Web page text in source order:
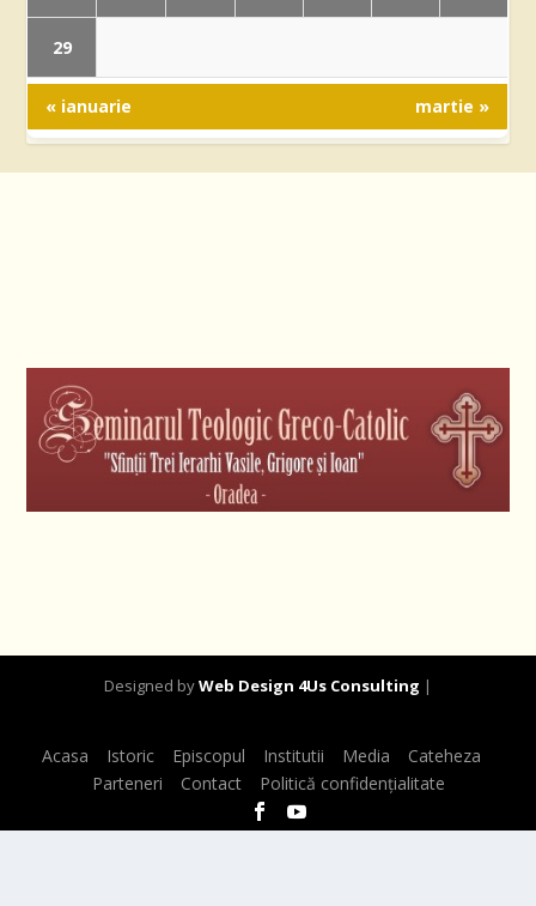
29
« ianuarie martie »
Designed byWeb Design 4Us Consulting |
Acasa Istoric Episcopul Institutii Media
Cateheza
Parteneri
Contact Politică confidențialitate